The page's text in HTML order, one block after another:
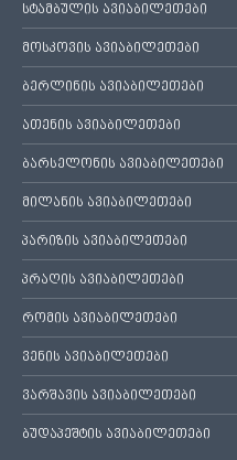
სტამბულის ავიაბილეთები
მოსკოვის ავიაბილეთები
ბერლინის ავიაბილეთები
ათენის ავიაბილეთები
ბარსელონის ავიაბილეთები
მილანის ავიაბილეთები
პარიზის ავიაბილეთები
პრაღის ავიაბილეთები
რომის ავიაბილეთები
ვენის ავიაბილეთები
ვარშავის ავიაბილეთები
ბუდაპეშტის ავიაბილეთები